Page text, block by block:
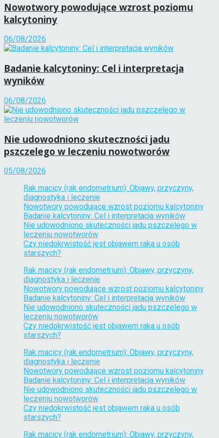
Nowotwory powodujące wzrost poziomu
kalcytoniny
06/08/2026
Badanie kalcytoniny: Cel i interpretacja
wyników
06/08/2026
Nie udowodniono skuteczności jadu
pszczelego w leczeniu nowotworów
05/08/2026
Rak macicy (rak endometrium): Objawy, przyczyny,
diagnostyka i leczenie
Nowotwory powodujące wzrost poziomu kalcytoniny
Badanie kalcytoniny: Cel i interpretacja wyników
Nie udowodniono skuteczności jadu pszczelego w
leczeniu nowotworów
Czy niedokrwistość jest objawem raka u osób
starszych?
Rak macicy (rak endometrium): Objawy, przyczyny,
diagnostyka i leczenie
Nowotwory powodujące wzrost poziomu kalcytoniny
Badanie kalcytoniny: Cel i interpretacja wyników
Nie udowodniono skuteczności jadu pszczelego w
leczeniu nowotworów
Czy niedokrwistość jest objawem raka u osób
starszych?
Rak macicy (rak endometrium): Objawy, przyczyny,
diagnostyka i leczenie
Nowotwory powodujące wzrost poziomu kalcytoniny
Badanie kalcytoniny: Cel i interpretacja wyników
Nie udowodniono skuteczności jadu pszczelego w
leczeniu nowotworów
Czy niedokrwistość jest objawem raka u osób
starszych?
Rak macicy (rak endometrium): Objawy, przyczyny,